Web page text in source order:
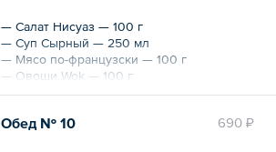
— Салат Нисуаз — 100 г
— Суп Сырный — 250 мл
— Мясо по-французски — 100 г
— Овощи Wok — 100 г
— Круассан с шоколадом — 40 г
690 ₽
Обед № 10